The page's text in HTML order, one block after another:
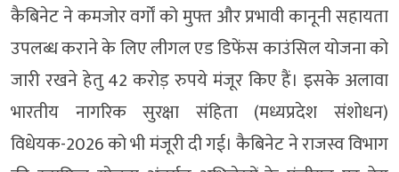
कैबिनेट ने कमजोर वर्गों को मुफ्त और प्रभावी कानूनी सहायता
उपलब्ध कराने के लिए लीगल एड डिफेंस काउंसिल योजना को
जारी रखने हेतु 42 करोड़ रुपये मंजूर किए हैं। इसके अलावा
भारतीय नागरिक सुरक्षा संहिता (मध्यप्रदेश संशोधन)
विधेयक-2026 को भी मंजूरी दी गई। कैबिनेट ने राजस्व विभाग